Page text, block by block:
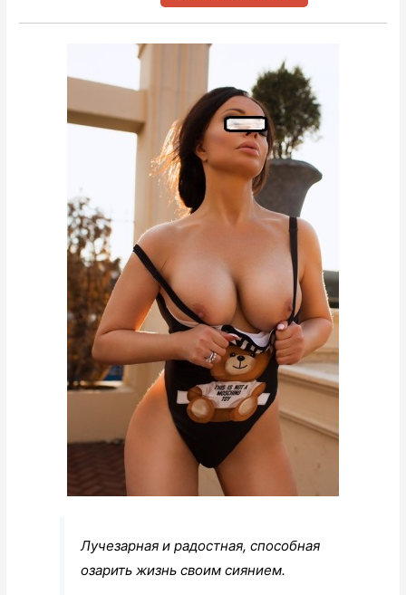
Лучезарная и радостная, способная
озарить жизнь своим сиянием.